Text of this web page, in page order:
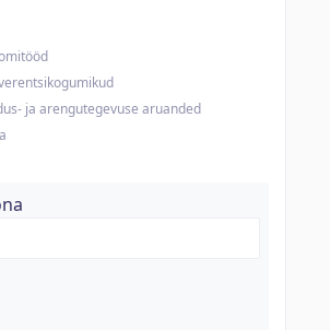
ja arengutegevuse aruanded